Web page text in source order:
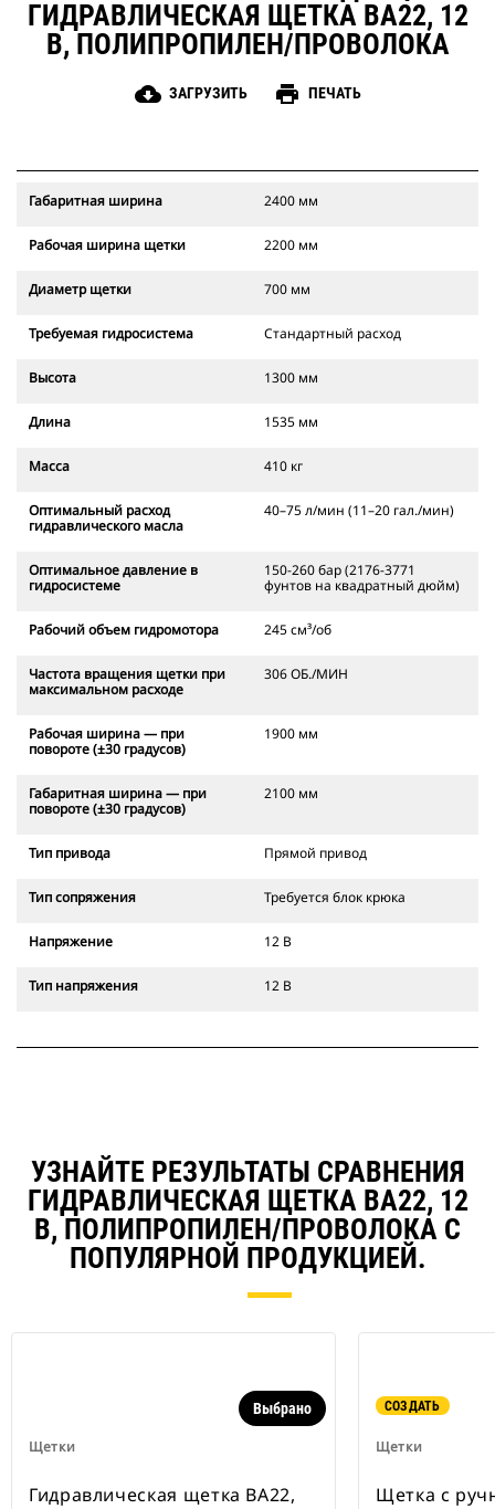
ГИДРАВЛИЧЕСКАЯ ЩЕТКА BA22, 12
В, ПОЛИПРОПИЛЕН/ПРОВОЛОКА
cloud_download ЗАГРУЗИТЬ print ПЕЧАТЬ
Габаритная ширина 2400 мм
Рабочая ширина щетки 2200 мм
Диаметр щетки 700 мм
Требуемая гидросистема Стандартный расход
Высота 1300 мм
Длина 1535 мм
Масса 410 кг
Оптимальный расход
гидравлического масла
40–75 л/мин (11–20 гал./мин)
Оптимальное давление в
гидросистеме
150-260 бар (2176-3771
фунтов на квадратный дюйм)
Рабочий объем гидромотора 245 см³/об
Частота вращения щетки при
максимальном расходе
306 ОБ./МИН
Рабочая ширина — при
повороте (±30 градусов)
1900 мм
Габаритная ширина — при
повороте (±30 градусов)
2100 мм
Тип привода Прямой привод
Тип сопряжения Требуется блок крюка
Напряжение 12 В
Тип напряжения 12 В
УЗНАЙТЕ РЕЗУЛЬТАТЫ СРАВНЕНИЯ
ГИДРАВЛИЧЕСКАЯ ЩЕТКА BA22, 12
В, ПОЛИПРОПИЛЕН/ПРОВОЛОКА С
ПОПУЛЯРНОЙ ПРОДУКЦИЕЙ.
Щетки
Выбрано
Гидравлическая щетка BA22,
СОЗДАТЬ
Щетки
Щетка с